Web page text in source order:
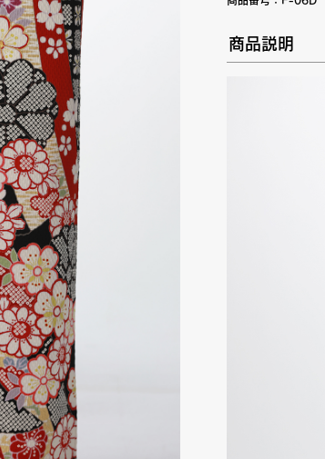
商品説明